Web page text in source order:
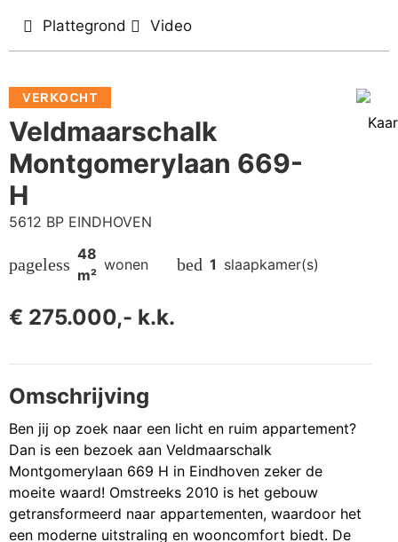
Plattegrond Video
VERKOCHT
Veldmaarschalk
Montgomerylaan 669-
H
5612 BP EINDHOVEN
pageless
48
m²
wonen bed 1 slaapkamer(s)
€ 275.000,- k.k.
Omschrijving
Ben jij op zoek naar een licht en ruim appartement?
Dan is een bezoek aan Veldmaarschalk
Montgomerylaan 669 H in Eindhoven zeker de
moeite waard! Omstreeks 2010 is het gebouw
getransformeerd naar appartementen, waardoor het
een moderne uitstraling en wooncomfort biedt. De